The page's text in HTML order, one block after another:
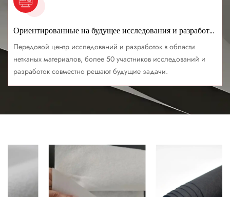
Ориентированные на будущее исследования и разработки
Передовой центр исследований и разработок в области
нетканых материалов, более 50 участников исследований и
разработок совместно решают будущие задачи.